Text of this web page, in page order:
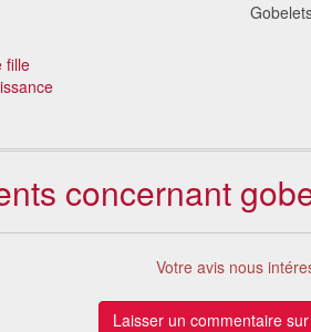
fille2.56 €
concernant
Votre avis nous
Laisser un commentaire